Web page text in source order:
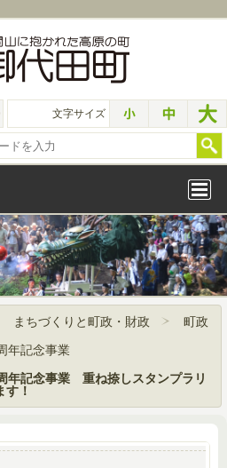
文字サイズ
まちづくりと町政・財政
町政
年記念事業
年記念事業 重ね捺しスタンプラリ
す！